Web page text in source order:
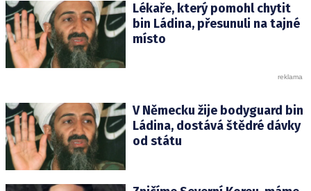
Lékaře, který pomohl chytit
bin Ládina, přesunuli na tajné
místo
V Německu žije bodyguard bin
Ládina, dostává štědré dávky
od státu